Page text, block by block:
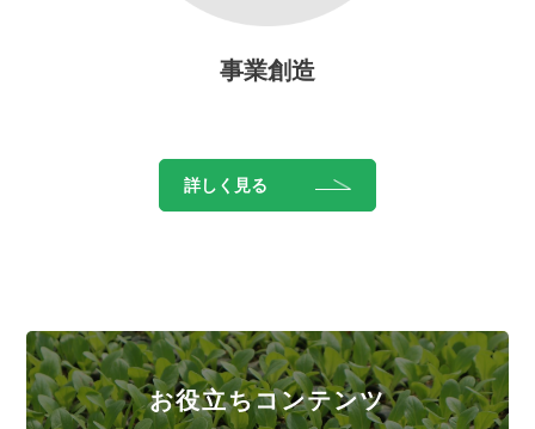
事業創造
詳しく見る
お役立ちコンテンツ